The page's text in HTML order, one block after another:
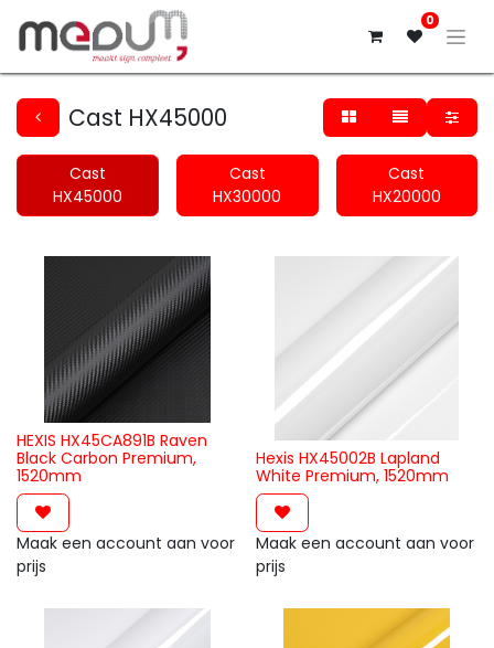
0
Cast HX45000
Cast
HX45000
Cast
HX30000
Cast
HX20000
HEXIS HX45CA891B Raven
Black Carbon Premium,
1520mm
Maak een account aan voor
prijs
Hexis HX45002B Lapland
White Premium, 1520mm
Maak een account aan voor
prijs